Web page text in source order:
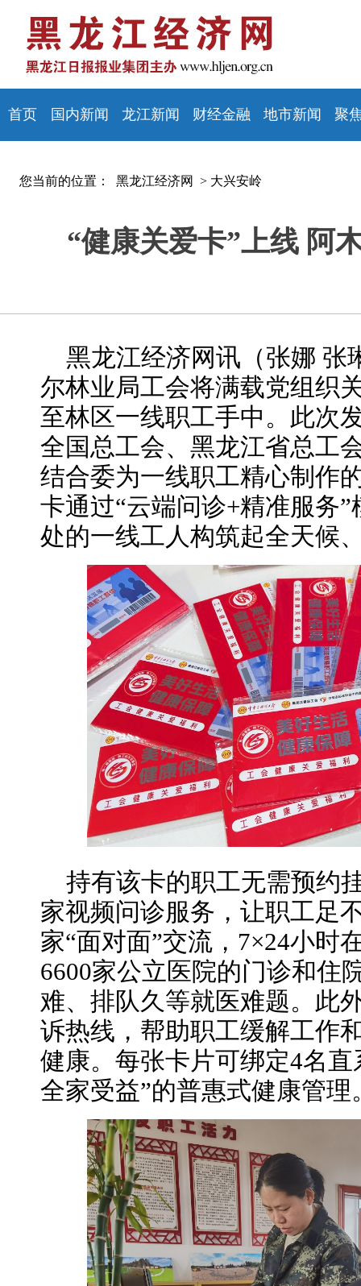
首页 国内新闻 龙江新闻 财经金融 地市新闻 聚
您当前的位置： 黑龙江经济网 > 大兴安岭
“健康关爱卡”上线 阿
黑龙江经济网讯（张娜 张
尔林业局工会将满载党组织
至林区一线职工手中。此次
全国总工会、黑龙江省总工
结合委为一线职工精心制作
卡通过“云端问诊+精准服务
处的一线工人构筑起全天候
持有该卡的职工无需预约
家视频问诊服务，让职工足
家“面对面”交流，7×24小时
6600家公立医院的门诊和住
难、排队久等就医难题。此
诉热线，帮助职工缓解工作
健康。每张卡片可绑定4名
全家受益”的普惠式健康管理